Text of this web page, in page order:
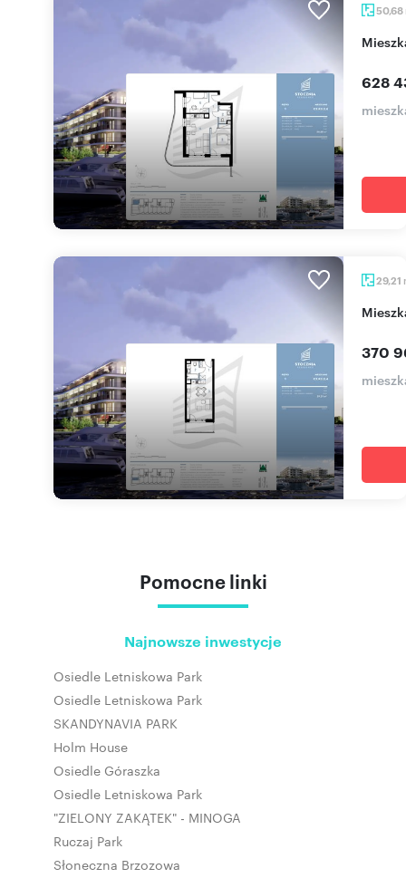
50,68
628
29,21
370
Pomocne linki
Najnowsze inwestycje
Osiedle Letniskowa Park
Osiedle Letniskowa Park
SKANDYNAVIA PARK
Holm House
Osiedle Góraszka
Osiedle Letniskowa Park
"ZIELONY ZAKĄTEK" - MINOGA
Ruczaj Park
Słoneczna Brzozowa